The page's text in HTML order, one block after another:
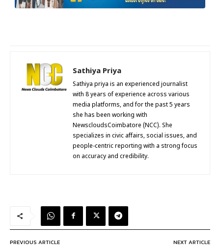
Sathiya Priya
Sathiya priya is an experienced journalist
with 8 years of experience across various
media platforms, and for the past 5 years
she has been working with
NewscloudsCoimbatore (NCC). She
specializes in civic affairs, social issues, and
people-centric reporting with a strong focus
on accuracy and credibility.
PREVIOUS ARTICLE NEXT ARTICLE